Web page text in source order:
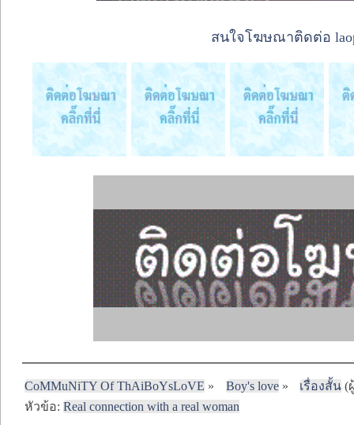
สนใจโฆษณาติดต่อ
CoMMuNiTY Of ThAiBoYsLoVE » Boy's love» เรื่องสั้น(
หัวข้อ:Real connection with a real woman